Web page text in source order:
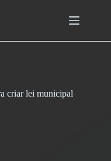
criar lei municipal